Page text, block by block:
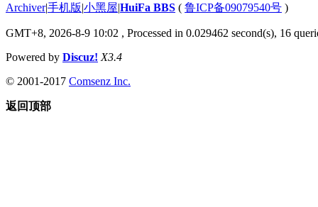
Archiver|手机版|小黑屋|HuiFa BBS ( 鲁ICP备09079540号 )
GMT+8, 2026-8-9 10:02 , Processed in 0.029462 second(s), 16
Powered by Discuz! X3.4
© 2001-2017 Comsenz Inc.
返回顶部